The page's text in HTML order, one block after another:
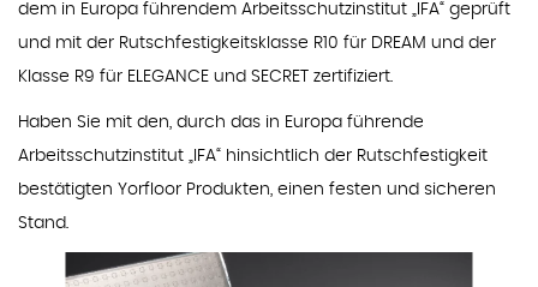
dem in Europa führendem Arbeitsschutzinstitut „IFA“ geprüft
und mit der Rutschfestigkeitsklasse R10 für DREAM und der
Klasse R9 für ELEGANCE und SECRET zertifiziert.
Haben Sie mit den, durch das in Europa führende
Arbeitsschutzinstitut „IFA“ hinsichtlich der Rutschfestigkeit
bestätigten Yorfloor Produkten, einen festen und sicheren
Stand.